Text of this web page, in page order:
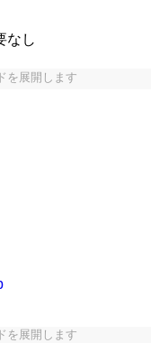
なし
を展開します
を展開します